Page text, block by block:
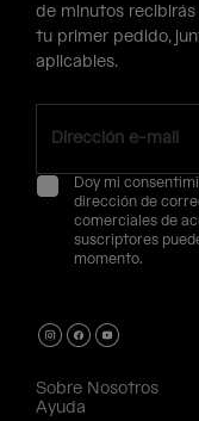
de minutos
tu primer pedido,
aplicables.
Doy mi
dirección de
comerciales de
suscriptores
momento.
Sobre Nosotros
Ayuda